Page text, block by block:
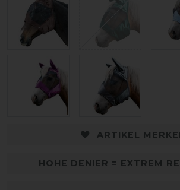
ARTIKEL
HOHE DENIER = EXTREM